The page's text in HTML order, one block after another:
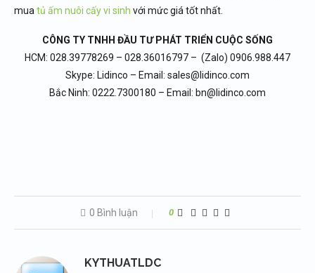
mua tủ ấm nuôi cấy vi sinh với mức giá tốt nhất.
CÔNG TY TNHH ĐẦU TƯ PHÁT TRIỂN CUỘC SỐNG
HCM: 028.39778269 – 028.36016797 – (Zalo) 0906.988.447
Skype: Lidinco – Email: sales@lidinco.com
Bắc Ninh: 0222.7300180 – Email: bn@lidinco.com
0 Bình luận 0
KYTHUATLDC